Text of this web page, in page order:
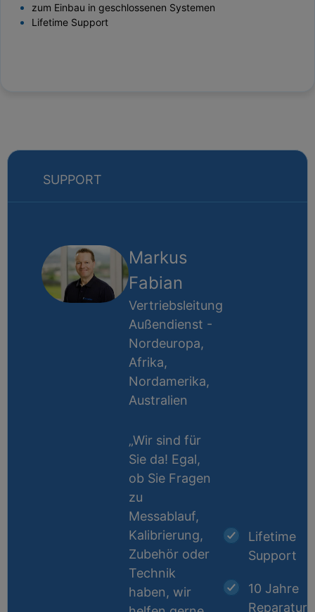
zum Einbau in geschlossenen Systemen
Lifetime Support
SUPPORT
Markus
Fabian
Vertriebsleitung
Außendienst -
Nordeuropa,
Afrika,
Nordamerika,
Australien
„Wir sind für
Sie da! Egal,
ob Sie Fragen
zu
Messablauf,
Kalibrierung,
Zubehör oder
Technik
haben, wir
Lifetime
Support
10 Jahre
Reparatur-